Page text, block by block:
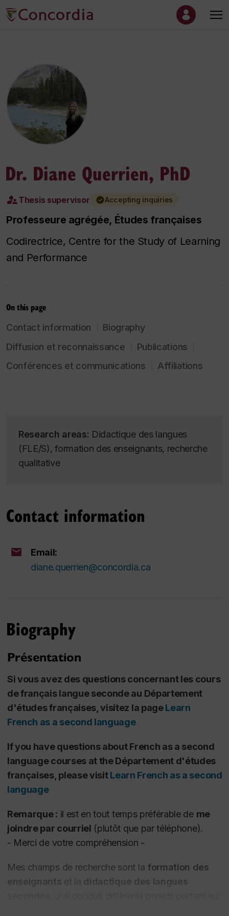
Dr. Diane Querrien, PhD
Thesis supervisor Accepting inquiries
Professeure agrégée, Études françaises
Codirectrice, Centre for the Study of Learning
and Performance
On this page
Contact information
Biography
Diffusion et reconnaissance
Publications
Conférences et communications
Affiliations
Research areas: Didactique des langues
(FLE/S), formation des enseignants, recherche
qualitative
Contact information
Email:
diane.querrien@concordia.ca
Biography
Présentation
Si vous avez des questions concernant les cours
de français langue seconde au Département
d'études françaises , visitez la pageLearn
French as a second language
If you have questions about French as a second
language courses at theDépartement d'études
françaises, please visit Learn French as a second
language
Remarque : il est en tout temps préférable de me
joindre par courriel (plutôt que par téléphone).
- Merci de votre compréhension -
Mes champs de recherche sont la formation des
enseignants et la didactique des langues